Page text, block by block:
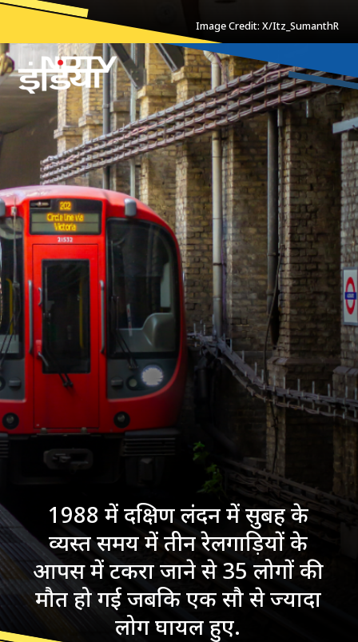
Image Credit: X/Itz_SumanthR
1988 में दक्षिण लंदन में सुबह के
व्यस्त समय में तीन रेलगाड़ियों के
आपस में टकरा जाने से 35 लोगों की
मौत हो गई जबकि एक सौ से ज्यादा
लोग घायल हुए.